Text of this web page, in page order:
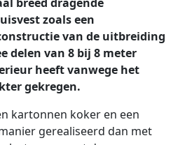
zoals een
van de uitbreiding
delen van 8 bij 8 meter
heeft vanwege het
gekregen.
kartonnen koker en een
gerealiseerd dan met